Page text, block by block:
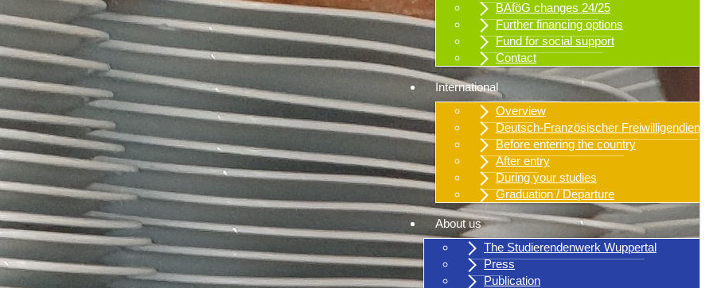
BAföG changes 24/25
Further financing options
Fund for social support
Contact
International
Overview
Deutsch-Französischer Freiwilligendienst
Before entering the country
After entry
During your studies
Graduation / Departure
About us
The Studierendenwerk Wuppertal
Press
Publication